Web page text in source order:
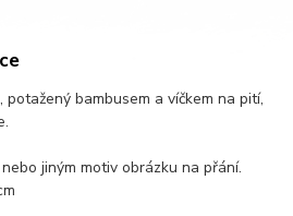
bambusem a víčkem na pití,
jiným motiv obrázku na přání.